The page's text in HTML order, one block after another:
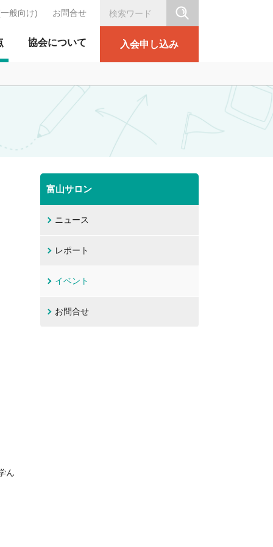
テーション協会
協会について 入会申し込み
般向け) お問合せ
ん
富山サロン
ニュース
レポート
イベント
お問合せ